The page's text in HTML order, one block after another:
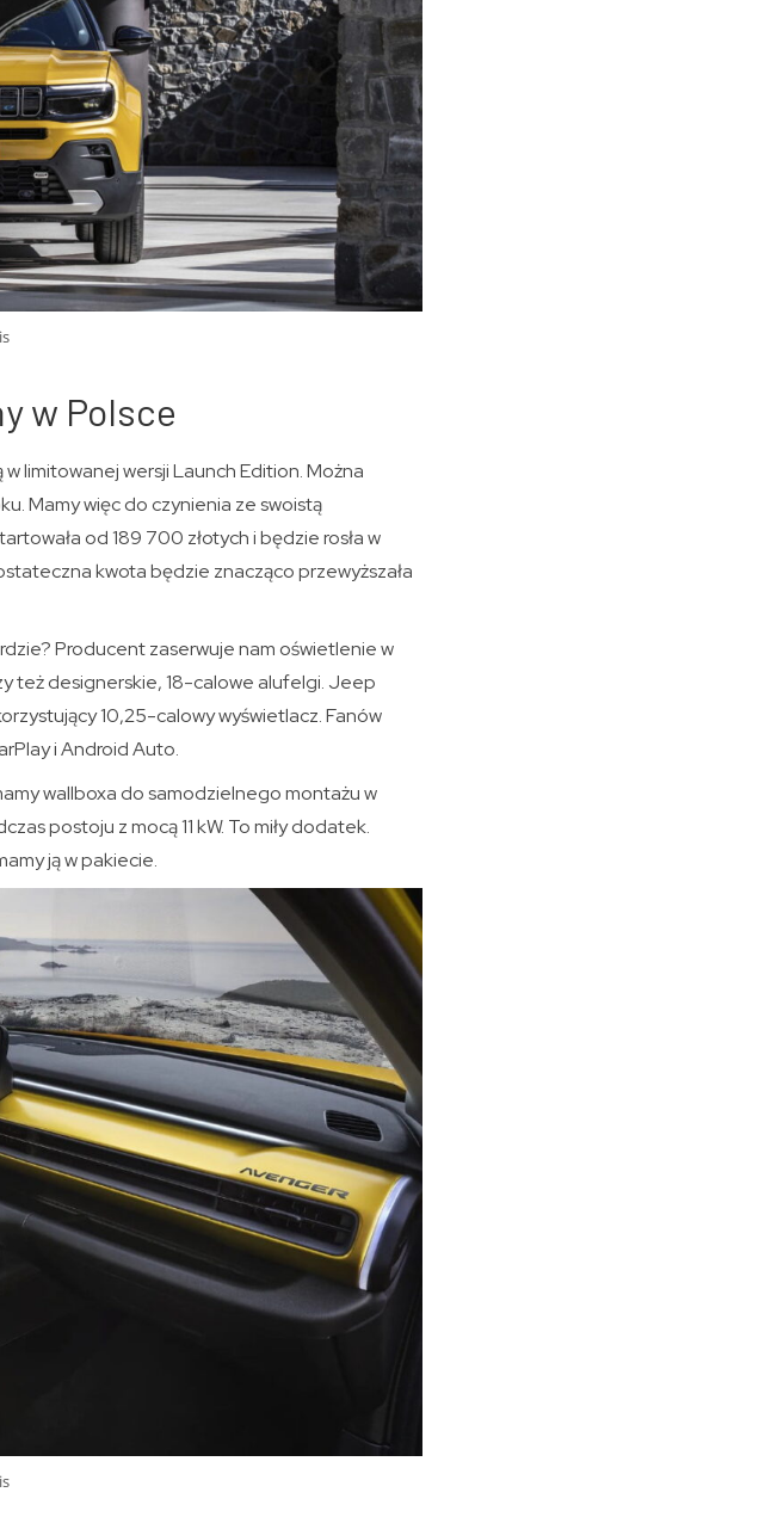
w Polsce
limitowanej wersji Launch Edition. Można
Mamy więc do czynienia ze swoistą
od 189 700 złotych i będzie rosła w
kwota będzie znacząco przewyższała
Producent zaserwuje nam oświetlenie w
też designerskie, 18-calowe alufelgi. Jeep
10,25-calowy wyświetlacz. Fanów
i Android Auto.
wallboxa do samodzielnego montażu w
postoju z mocą 11 kW. To miły dodatek.
ją w pakiecie.